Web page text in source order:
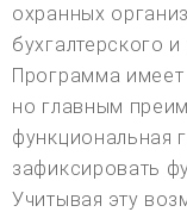
охранных
бухгалтерского
Программа
но главным
функциональная
зафиксировать
Учитывая эту